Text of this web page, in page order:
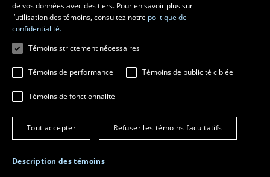
© 2026 Université Laval
Tous droits réservés
Conditions générales d'utilisation
Fraude en ligne
Paramétrer les témoins
de vos données avec des tiers. Pour en savoir plus sur
l’utilisation des témoins, consultez notre politique de
confidentialité.
Témoins strictement nécessaires
Témoins de performance Témoins de publicité ciblée
Témoins de fonctionnalité
Tout accepter Refuser les témoins facultatifs
Description des témoins